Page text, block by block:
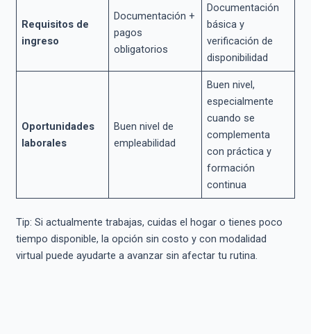
Requisitos de
ingreso
Documentación +
pagos
obligatorios
Documentación
básica y
verificación de
disponibilidad
Oportunidades
laborales
Buen nivel de
empleabilidad
Buen nivel,
especialmente
cuando se
complementa
con práctica y
formación
continua
Tip: Si actualmente trabajas, cuidas el hogar o tienes poco
tiempo disponible, la opción sin costo y con modalidad
virtual puede ayudarte a avanzar sin afectar tu rutina.